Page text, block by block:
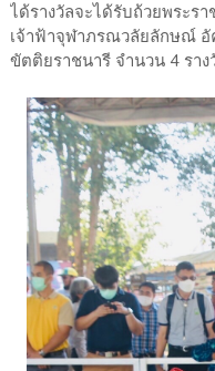
ได้รางวัลจะได้รับถ้วยพระร
เจ้าฟ้าจุฬาภรณวลัยลักษณ์ อั
ขัตติยราชนารี จำนวน 4 ราง